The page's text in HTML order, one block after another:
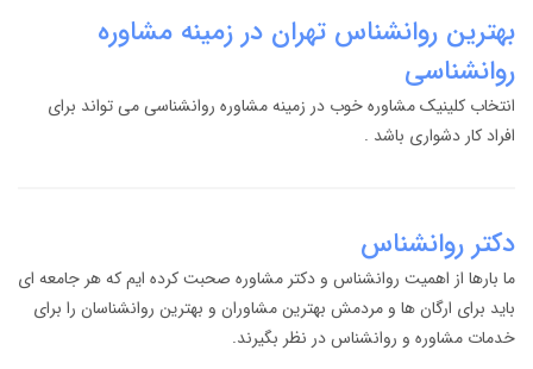
بهترین روانشناس تهران در زمینه مشاوره
روانشناسی
انتخاب کلینیک مشاوره خوب در زمینه مشاوره روانشناسی می تواند برای
افراد کار دشواری باشد .
دکتر روانشناس
ما بارها از اهمیت روانشناس و دکتر مشاوره صحبت کرده ایم که هر جامعه ای
باید برای ارگان ها و مردمش بهترین مشاوران و بهترین روانشناسان را برای
خدمات مشاوره و روانشناس در نظر بگیرند.